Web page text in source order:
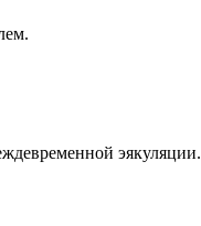
эякуляции.